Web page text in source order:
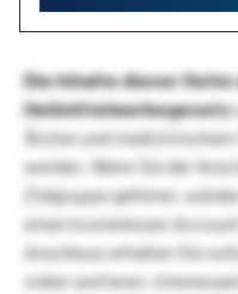
Die Inhalte dieser
Heilmittelwerbegesetz
Ärzten und
werden. Wenn Sie der
Zielgruppe gehören,
einen kostenlosen
Anschluss erhalten Sie
vielen weiteren,